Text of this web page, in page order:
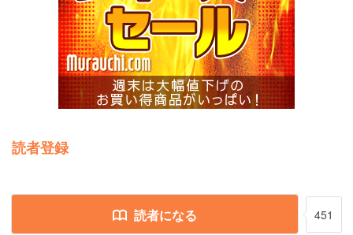
読者登録
読者になる 451